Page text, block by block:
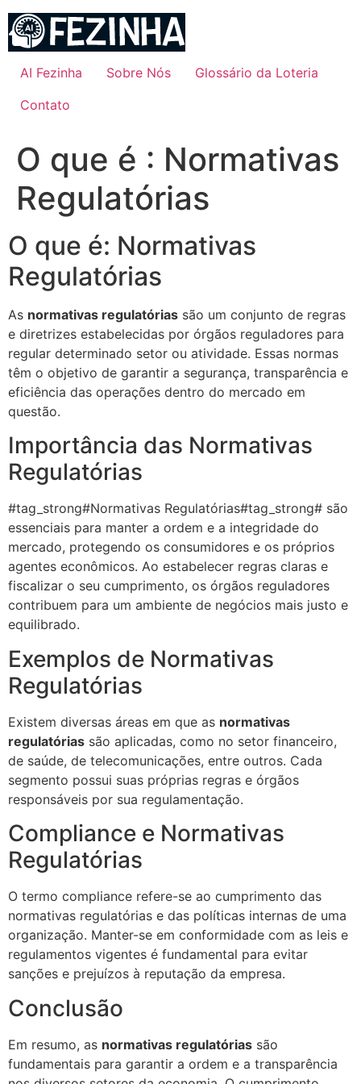
para
conteúdo
AI Fezinha Sobre Nós
Glossário da Loteria
Contato
O que é : Normativas
Regulatórias
O que é: Normativas
Regulatórias
As normativas regulatórias são um conjunto de regras
e diretrizes estabelecidas por órgãos reguladores para
regular determinado setor ou atividade. Essas normas
têm o objetivo de garantir a segurança, transparência e
eficiência das operações dentro do mercado em
questão.
Importância das Normativas
Regulatórias
#tag_strong#Normativas Regulatórias#tag_strong# são
essenciais para manter a ordem e a integridade do
mercado, protegendo os consumidores e os próprios
agentes econômicos. Ao estabelecer regras claras e
fiscalizar o seu cumprimento, os órgãos reguladores
contribuem para um ambiente de negócios mais justo e
equilibrado.
Exemplos de Normativas
Regulatórias
Existem diversas áreas em que as normativas
regulatórias são aplicadas, como no setor financeiro,
de saúde, de telecomunicações, entre outros. Cada
segmento possui suas próprias regras e órgãos
responsáveis por sua regulamentação.
Compliance e Normativas
Regulatórias
O termo compliance refere-se ao cumprimento das
normativas regulatórias e das políticas internas de uma
organização. Manter-se em conformidade com as leis e
regulamentos vigentes é fundamental para evitar
sanções e prejuízos à reputação da empresa.
Conclusão
Em resumo, as normativas regulatórias são
fundamentais para garantir a ordem e a transparência